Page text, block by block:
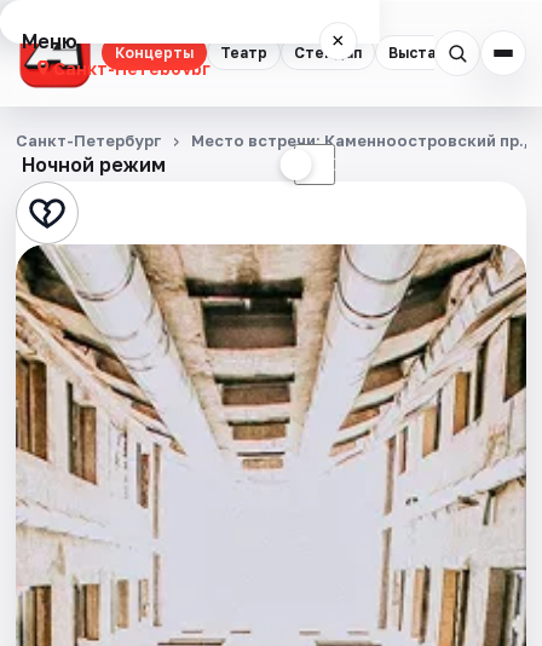
Концерты Театр Стендап Выставки
Меню ×
Санкт-Петербург
Концерты
Театр
Стендап
Выставки
Квесты
Экскурсии
Спорт
События
Города
Ночной режим ☾
Санкт-Петербург Место встречи: Каменноостровский пр.,